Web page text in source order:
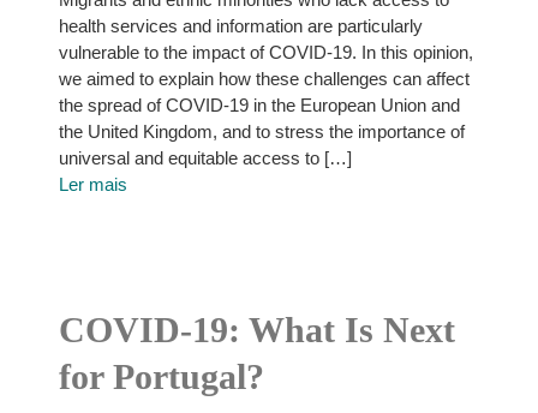
health services and information are particularly
vulnerable to the impact of COVID-19. In this opinion,
we aimed to explain how these challenges can affect
the spread of COVID-19 in the European Union and
the United Kingdom, and to stress the importance of
universal and equitable access to […]
Ler mais
COVID-19: What Is Next
for Portugal?